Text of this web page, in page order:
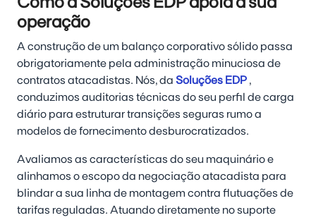
operação
A construção de um balanço corporativo sólido passa
obrigatoriamente pela administração minuciosa de
contratos atacadistas. Nós, da Soluções EDP ,
conduzimos auditorias técnicas do seu perfil de carga
diário para estruturar transições seguras rumo a
modelos de fornecimento desburocratizados.
Avaliamos as características do seu maquinário e
alinhamos o escopo da negociação atacadista para
blindar a sua linha de montagem contra flutuações de
tarifas reguladas. Atuando diretamente no suporte